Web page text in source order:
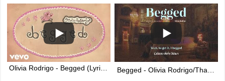
Olivia Rodrigo - Begged (Lyric Video) Begged - Olivia Rodrigo/Thaisub|แปลไทย